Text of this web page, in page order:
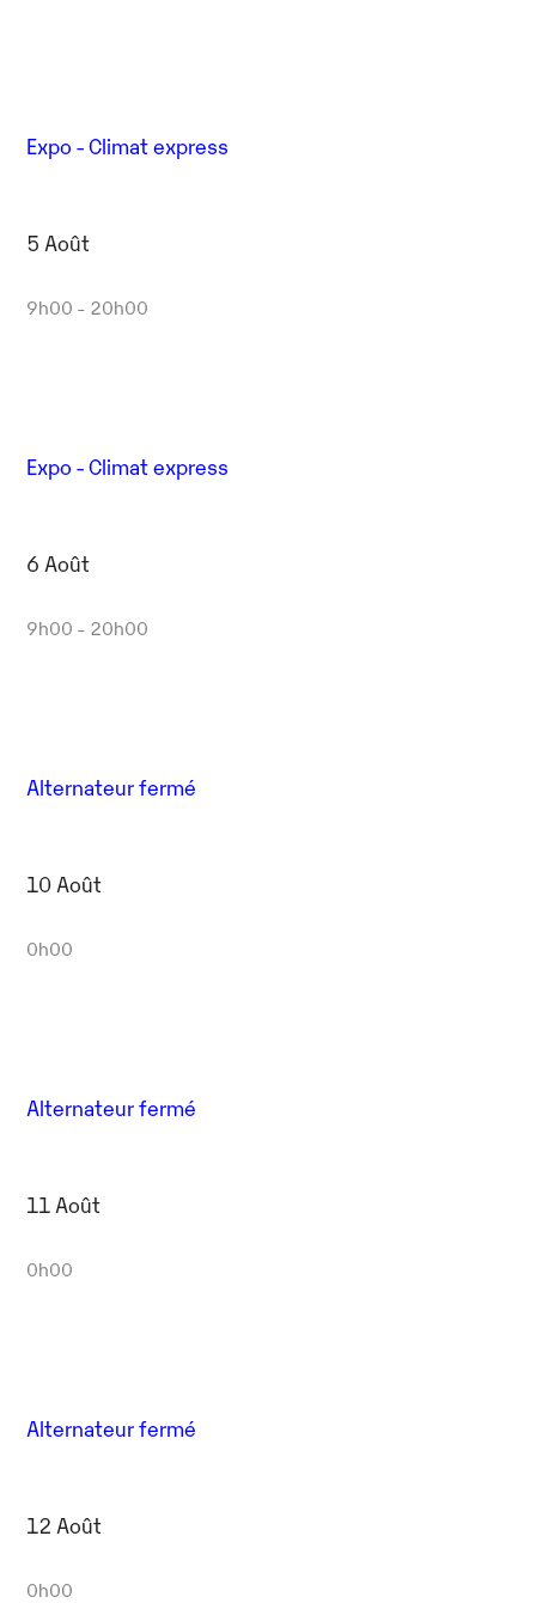
Expo - Climat express
5 Août
9h00 - 20h00
Expo - Climat express
6 Août
9h00 - 20h00
Alternateur fermé
10 Août
0h00
Alternateur fermé
11 Août
0h00
Alternateur fermé
12 Août
0h00